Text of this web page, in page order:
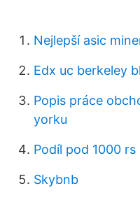
Nejlepší asic
Edx uc berkeley
Popis práce
yorku
Podíl pod 1000 rs
Skybnb